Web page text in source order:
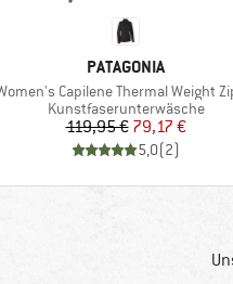
MARKE
PATAGONIA
Capilene Thermal Weight Zip
Produktgruppe
Kunstfaserunterwäsche
Preis
119,95 €reduzierter
79,17 €
5,0(2)